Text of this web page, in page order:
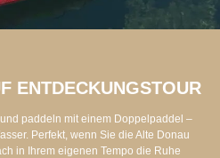
ENTDECKUNGSTOUR
paddeln mit einem Doppelpaddel –
Perfekt, wenn Sie die Alte Donau
in Ihrem eigenen Tempo die Ruhe